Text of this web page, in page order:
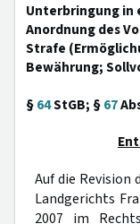
Unterbringung in
Anordnung des
Strafe
Bewährung;
§64StGB; §67
Auf die Revision
Landgerichts
2007 im